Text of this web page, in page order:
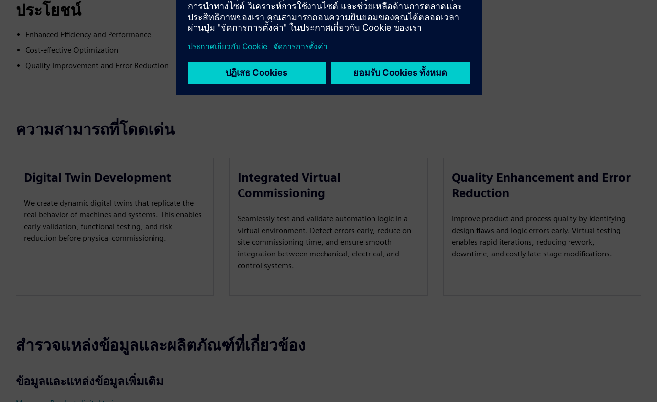
ประโยชน์
Enhanced Efficiency and Performance
Cost-effective Optimization
Quality Improvement and Error Reduction
ความสามารถที่โดดเด่น
Digital Twin Development
We create dynamic digital twins that replicate the
real behavior of machines and systems. This enables
early validation, functional testing, and risk
reduction before physical commissioning.
Integrated Virtual
Commissioning
Seamlessly test and validate automation logic in a
virtual environment. Detect errors early, reduce on-
site commissioning time, and ensure smooth
integration between mechanical, electrical, and
control systems.
Quality Enhancement and Error
Reduction
Improve product and process quality by identifying
design flaws and logic errors early. Virtual testing
enables rapid iterations, reducing rework,
downtime, and costly late-stage modifications.
สำรวจแหล่งข้อมูลและผลิตภัณฑ์ที่เกี่ยวข้อง
ข้อมูลและแหล่งข้อมูลเพิ่มเติม